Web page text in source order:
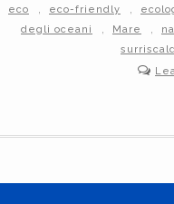
eco , eco-friendly ,
degli oceani
, Mare ,